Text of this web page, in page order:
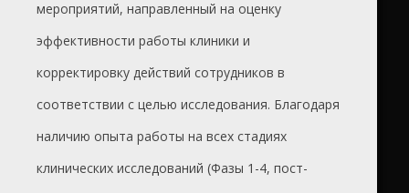
мероприятий, направленный на оценку
эффективности работы клиники и
корректировку действий сотрудников в
соответствии с целью исследования. Благодаря
наличию опыта работы на всех стадиях
клинических исследований (Фазы 1-4, пост-